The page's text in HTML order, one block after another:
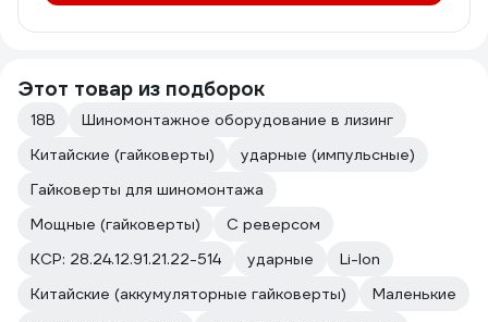
Этот товар из подборок
18В
Шиномонтажное оборудование в лизинг
Китайские (гайковерты)
ударные (импульсные)
Гайковерты для шиномонтажа
Мощные (гайковерты)
С реверсом
КСР: 28.24.12.91.21.22-514
ударные
Li-Ion
Китайские (аккумуляторные гайковерты)
Маленькие